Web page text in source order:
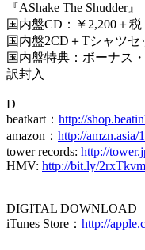
『AShake The Shudder』
国内盤CD：￥2,200＋税
国内盤2CD＋Tシャツセ
国内盤特典：ボーナス
訳封入
D
beatkart： http://
amazon： http://amzn.asia/
tower records: http://
HMV: http://bit.ly/2rxTkvm
DIGITAL DOWNLOAD
iTunes Store： http://